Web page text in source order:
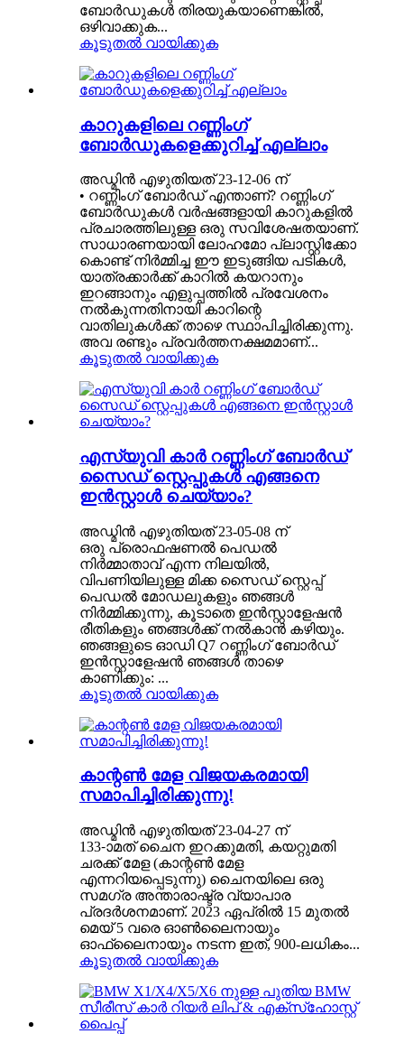
ബോർഡുകൾ തിരയുകയാണെങ്കിൽ,
ഒഴിവാക്കുക...
കൂടുതൽ വായിക്കുക
കാറുകളിലെ റണ്ണിംഗ്
ബോർഡുകളെക്കുറിച്ച് എല്ലാം
അഡ്മിൻ എഴുതിയത് 23-12-06 ന്
• റണ്ണിംഗ് ബോർഡ് എന്താണ്? റണ്ണിംഗ്
ബോർഡുകൾ വർഷങ്ങളായി കാറുകളിൽ
പ്രചാരത്തിലുള്ള ഒരു സവിശേഷതയാണ്.
സാധാരണയായി ലോഹമോ പ്ലാസ്റ്റിക്കോ
കൊണ്ട് നിർമ്മിച്ച ഈ ഇടുങ്ങിയ പടികൾ,
യാത്രക്കാർക്ക് കാറിൽ കയറാനും
ഇറങ്ങാനും എളുപ്പത്തിൽ പ്രവേശനം
നൽകുന്നതിനായി കാറിന്റെ
വാതിലുകൾക്ക് താഴെ സ്ഥാപിച്ചിരിക്കുന്നു.
അവ രണ്ടും പ്രവർത്തനക്ഷമമാണ്...
കൂടുതൽ വായിക്കുക
എസ്‌യുവി കാർ റണ്ണിംഗ് ബോർഡ്
സൈഡ് സ്റ്റെപ്പുകൾ എങ്ങനെ
ഇൻസ്റ്റാൾ ചെയ്യാം?
അഡ്മിൻ എഴുതിയത് 23-05-08 ന്
ഒരു പ്രൊഫഷണൽ പെഡൽ
നിർമ്മാതാവ് എന്ന നിലയിൽ,
വിപണിയിലുള്ള മിക്ക സൈഡ് സ്റ്റെപ്പ്
പെഡൽ മോഡലുകളും ഞങ്ങൾ
നിർമ്മിക്കുന്നു, കൂടാതെ ഇൻസ്റ്റാളേഷൻ
രീതികളും ഞങ്ങൾക്ക് നൽകാൻ കഴിയും.
ഞങ്ങളുടെ ഓഡി Q7 റണ്ണിംഗ് ബോർഡ്
ഇൻസ്റ്റാളേഷൻ ഞങ്ങൾ താഴെ
കാണിക്കും: ...
കൂടുതൽ വായിക്കുക
കാന്റൺ മേള വിജയകരമായി
സമാപിച്ചിരിക്കുന്നു!
അഡ്മിൻ എഴുതിയത് 23-04-27 ന്
133-ാമത് ചൈന ഇറക്കുമതി, കയറ്റുമതി
ചരക്ക് മേള (കാന്റൺ മേള
എന്നറിയപ്പെടുന്നു) ചൈനയിലെ ഒരു
സമഗ്ര അന്താരാഷ്ട്ര വ്യാപാര
പ്രദർശനമാണ്. 2023 ഏപ്രിൽ 15 മുതൽ
മെയ് 5 വരെ ഓൺലൈനായും
ഓഫ്‌ലൈനായും നടന്ന ഇത്, 900-ലധികം...
കൂടുതൽ വായിക്കുക